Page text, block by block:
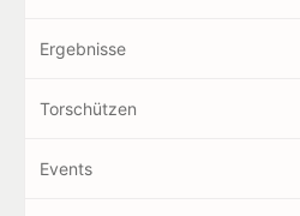
Ergebnisse
Torschützen
Events